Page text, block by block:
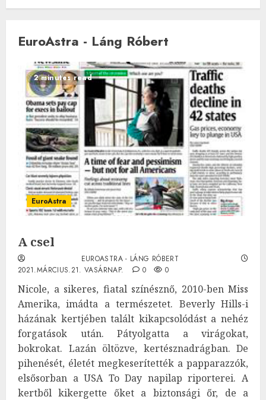
EuroAstra - Láng Róbert
2 minutes read
EuroAstra
A csel
EUROASTRA - LÁNG RÓBERT
2021.MÁRCIUS.21. VASÁRNAP.
0 0
Nicole, a sikeres, fiatal színésznő, 2010-ben Miss
Amerika, imádta a természetet. Beverly Hills-i
házának kertjében talált kikapcsolódást a nehéz
forgatások után. Pátyolgatta a virágokat,
bokrokat. Lazán öltözve, kertésznadrágban. De
pihenését, életét megkeserítették a papparazzók,
elsősorban a USA To Day napilap riporterei. A
kertből kikergette őket a biztonsági őr, de a